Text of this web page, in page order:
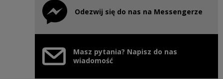
Odezwij się do nas na Messengerze
Uwaga, link zostanie otwarty w nowym oknie
Masz pytania? Napisz do nas
wiadomość